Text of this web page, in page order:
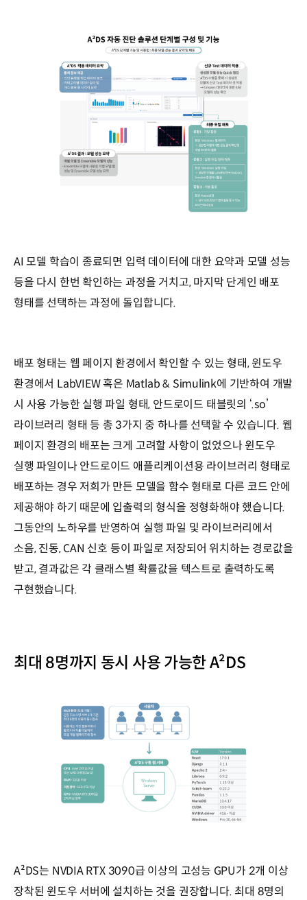
AI 모델 학습이 종료되면 입력 데이터에 대한 요약과 모델 성능
등을 다시 한번 확인하는 과정을 거치고, 마지막 단계인 배포
형태를 선택하는 과정에 돌입합니다.
배포 형태는 웹 페이지 환경에서 확인할 수 있는 형태, 윈도우
환경에서 LabVIEW 혹은 Matlab & Simulink에 기반하여 개발
시 사용 가능한 실행 파일 형태, 안드로이드 태블릿의 ‘.so’
라이브러리 형태 등 총 3가지 중 하나를 선택할 수 있습니다. 웹
페이지 환경의 배포는 크게 고려할 사항이 없었으나 윈도우
실행 파일이나 안드로이드 애플리케이션용 라이브러리 형태로
배포하는 경우 저희가 만든 모델을 함수 형태로 다른 코드 안에
제공해야 하기 때문에 입출력의 형식을 정형화해야 했습니다.
그동안의 노하우를 반영하여 실행 파일 및 라이브러리에서
소음, 진동, CAN 신호 등이 파일로 저장되어 위치하는 경로값을
받고, 결과값은 각 클래스별 확률값을 텍스트로 출력하도록
구현했습니다.
최대 8명까지 동시 사용 가능한 A²DS
A²DS는 NVDIA RTX 3090급 이상의 고성능 GPU가 2개 이상
장착된 윈도우 서버에 설치하는 것을 권장합니다. 최대 8명의